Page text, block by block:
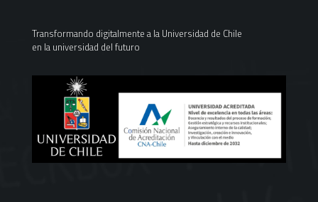
Transformando digitalmente a la Universidad de Chile
en la universidad del futuro